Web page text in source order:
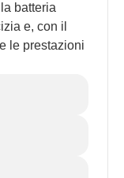
batteria
e, con il
le prestazioni